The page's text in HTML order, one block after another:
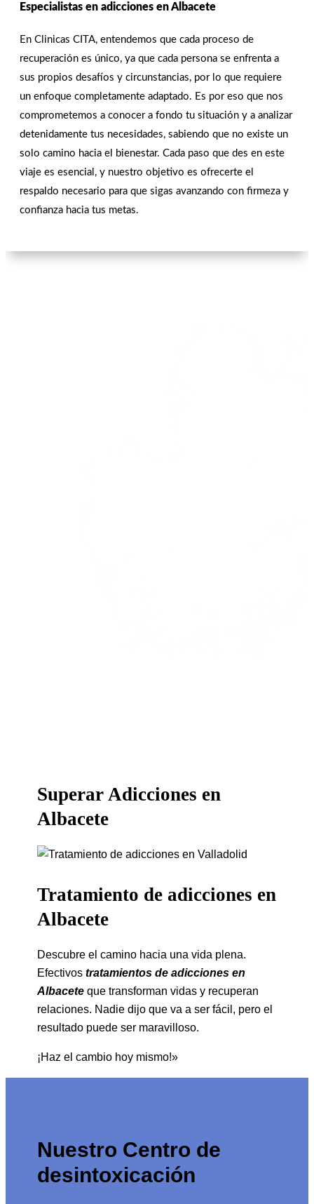
Especialistas en adicciones en Albacete
En Clinicas CITA, entendemos que cada proceso de
recuperación es único, ya que cada persona se enfrenta a
sus propios desafíos y circunstancias, por lo que requiere
un enfoque completamente adaptado. Es por eso que nos
comprometemos a conocer a fondo tu situación y a analizar
detenidamente tus necesidades, sabiendo que no existe un
solo camino hacia el bienestar. Cada paso que des en este
viaje es esencial, y nuestro objetivo es ofrecerte el
respaldo necesario para que sigas avanzando con firmeza y
confianza hacia tus metas.
Superar Adicciones en
Albacete
Tratamiento de adicciones en
Albacete
Descubre el camino hacia una vida plena.
Efectivos tratamientos de adicciones en
Albacete que transforman vidas y recuperan
relaciones. Nadie dijo que va a ser fácil, pero el
resultado puede ser maravilloso.
¡Haz el cambio hoy mismo!»
Nuestro Centro de
desintoxicación